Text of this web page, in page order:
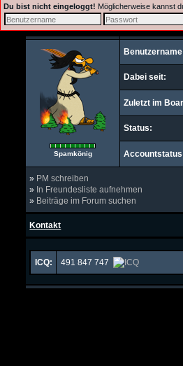
Du bist nicht eingeloggt! Möglicherweise kannst
Spamkönig
Dabei seit:
Zuletzt im
Status:
» PM schreiben
» In Freundesliste aufnehmen
» Beiträge im Forum suchen
Kontakt
ICQ: 491 847 747